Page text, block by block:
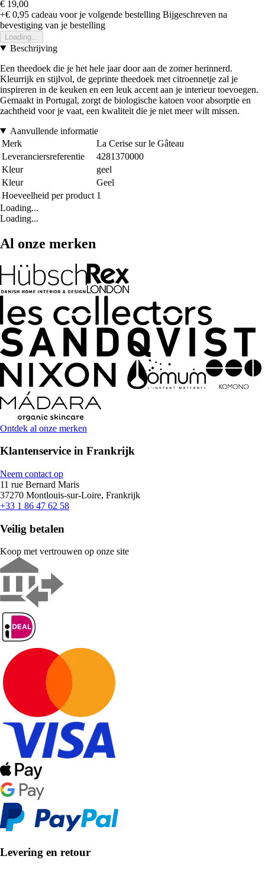
€ 19,00
+€ 0,95 cadeau voor je volgende bestelling Bijgeschreven na
bevestiging van je bestelling
Loading...
Beschrijving
Een theedoek die je het hele jaar door aan de zomer herinnerd.
Kleurrijk en stijlvol, de geprinte theedoek met citroennetje zal je
inspireren in de keuken en een leuk accent aan je interieur toevoegen.
Gemaakt in Portugal, zorgt de biologische katoen voor absorptie en
zachtheid voor je vaat, een kwaliteit die je niet meer wilt missen.
Aanvullende informatie
Merk
La Cerise sur le Gâteau
Leveranciersreferentie
4281370000
Kleur
geel
Kleur
Geel
Hoeveelheid per product 1
Loading...
Loading...
Al onze merken
Ontdek al onze merken
Klantenservice in Frankrijk
Neem contact op
11 rue Bernard Maris
37270 Montlouis-sur-Loire, Frankrijk
+33 1 86 47 62 58
Veilig betalen
Koop met vertrouwen op onze site
Levering en retour